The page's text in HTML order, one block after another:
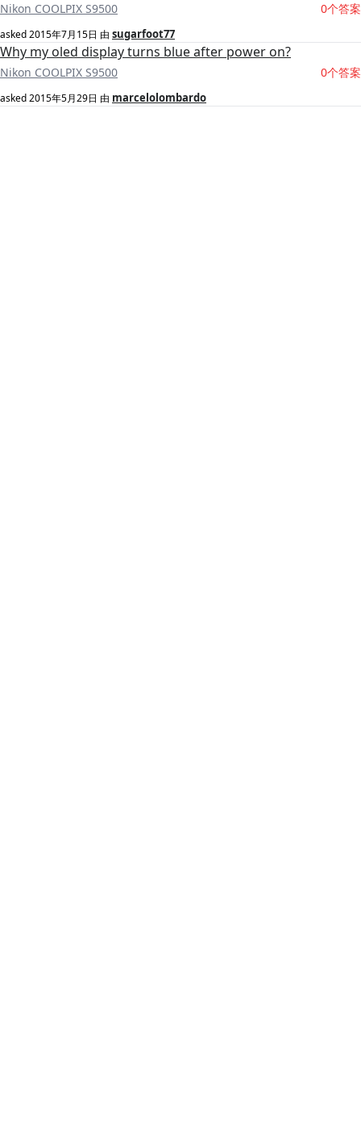
Nikon COOLPIX S9500 0个答案
asked2015年7月15日 由 sugarfoot77
Why my oled display turns blue after power on?
Nikon COOLPIX S9500 0个答案
asked2015年5月29日 由 marcelolombardo